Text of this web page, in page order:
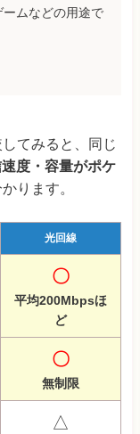
ムなどの用途で
てみると、同じ
度・容量がポケ
ります。
光回線
〇
平均200Mbpsほ
ど
〇
無制限
△